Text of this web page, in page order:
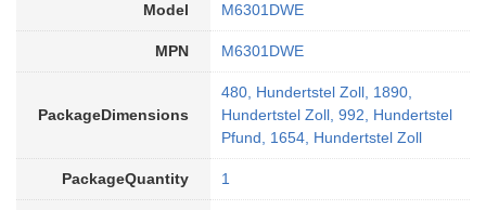
Model M6301DWE
MPN M6301DWE
PackageDimensions
480, Hundertstel Zoll, 1890,
Hundertstel Zoll, 992, Hundertstel
Pfund, 1654, Hundertstel Zoll
PackageQuantity 1